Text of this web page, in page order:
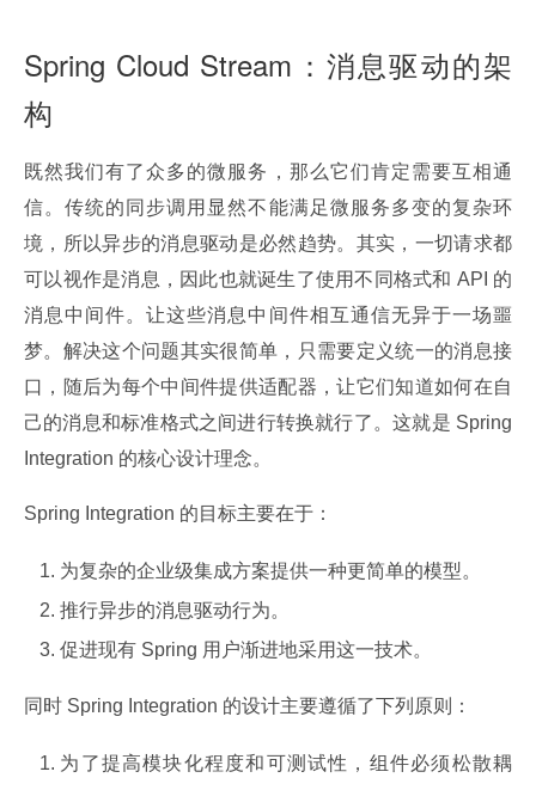
Spring Cloud Stream：消息驱动的架
构
既然我们有了众多的微服务，那么它们肯定需要互相通
信。传统的同步调用显然不能满足微服务多变的复杂环
境，所以异步的消息驱动是必然趋势。其实，一切请求都
可以视作是消息，因此也就诞生了使用不同格式和 API 的
消息中间件。让这些消息中间件相互通信无异于一场噩
梦。解决这个问题其实很简单，只需要定义统一的消息接
口，随后为每个中间件提供适配器，让它们知道如何在自
己的消息和标准格式之间进行转换就行了。这就是 Spring
Integration 的核心设计理念。
Spring Integration 的目标主要在于：
为复杂的企业级集成方案提供一种更简单的模型。
推行异步的消息驱动行为。
促进现有 Spring 用户渐进地采用这一技术。
同时 Spring Integration 的设计主要遵循了下列原则：
为了提高模块化程度和可测试性，组件必须松散耦